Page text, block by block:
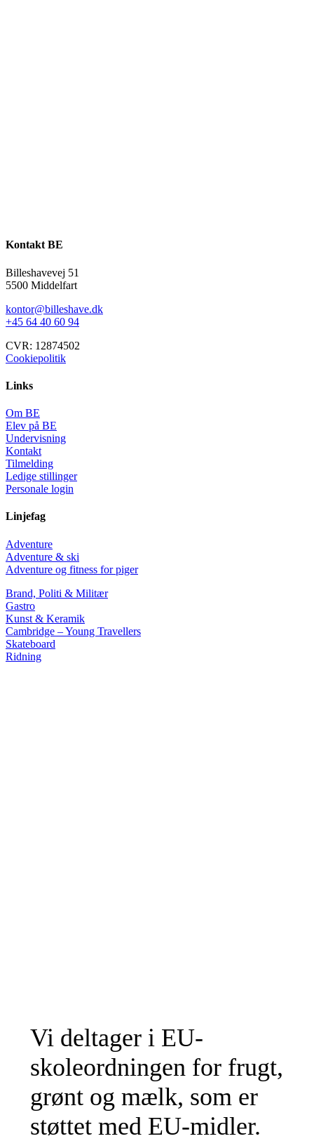
Kontakt BE
Billeshavevej 51
5500 Middelfart
kontor@billeshave.dk
+45 64 40 60 94
CVR: 12874502
Cookiepolitik
Links
Om BE
Elev på BE
Undervisning
Kontakt
Tilmelding
Ledige stillinger
Personale login
Linjefag
Adventure
Adventure & ski
Adventure og fitness for piger
Brand, Politi & Militær
Gastro
Kunst & Keramik
Cambridge – Young Travellers
Skateboard
Ridning
Vi deltager i EU-
skoleordningen for frugt,
grønt og mælk, som er
støttet med EU-midler.